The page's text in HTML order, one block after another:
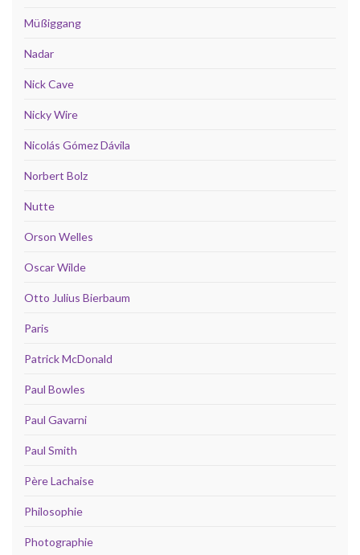
Müßiggang
Nadar
Nick Cave
Nicky Wire
Nicolás Gómez Dávila
Norbert Bolz
Nutte
Orson Welles
Oscar Wilde
Otto Julius Bierbaum
Paris
Patrick McDonald
Paul Bowles
Paul Gavarni
Paul Smith
Père Lachaise
Philosophie
Photographie